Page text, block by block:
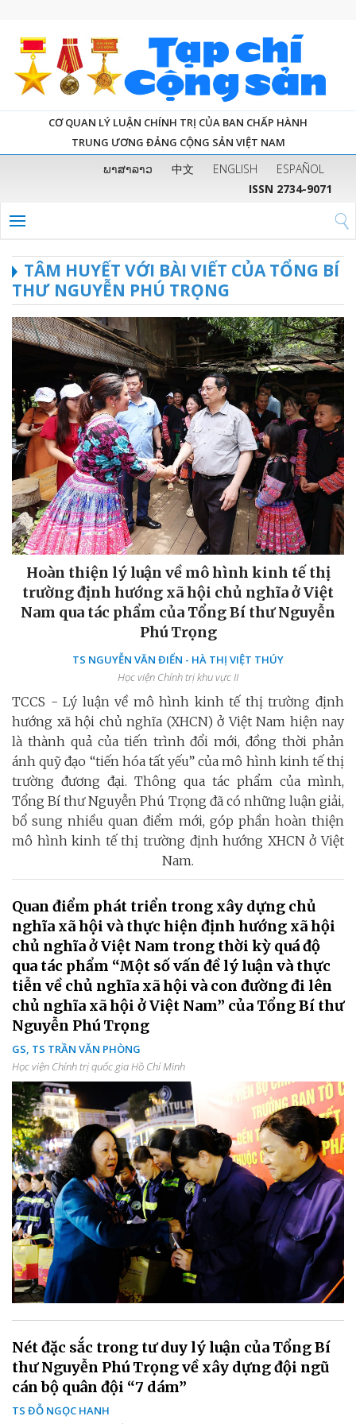
CƠ QUAN LÝ LUẬN CHÍNH TRỊ CỦA BAN CHẤP HÀNH
TRUNG ƯƠNG ĐẢNG CỘNG SẢN VIỆT NAM
ພາສາລາວ 中文 ENGLISH
ESPAÑOL
ISSN 2734-9071
TÂM HUYẾT VỚI BÀI VIẾT CỦA TỔNG BÍ
THƯ NGUYỄN PHÚ TRỌNG
Hoàn thiện lý luận về mô hình kinh tế thị
trường định hướng xã hội chủ nghĩa ở Việt
Nam qua tác phẩm của Tổng Bí thư Nguyễn
Phú Trọng
TS NGUYỄN VĂN ĐIỂN - HÀ THỊ VIỆT THÚY
Học viện Chính trị khu vực II
TCCS - Lý luận về mô hình kinh tế thị trường định
hướng xã hội chủ nghĩa (XHCN) ở Việt Nam hiện nay
là thành quả của tiến trình đổi mới, đồng thời phản
ánh quỹ đạo “tiến hóa tất yếu” của mô hình kinh tế thị
trường đương đại. Thông qua tác phẩm của mình,
Tổng Bí thư Nguyễn Phú Trọng đã có những luận giải,
bổ sung nhiều quan điểm mới, góp phần hoàn thiện
mô hình kinh tế thị trường định hướng XHCN ở Việt
Nam.
Quan điểm phát triển trong xây dựng chủ
nghĩa xã hội và thực hiện định hướng xã hội
chủ nghĩa ở Việt Nam trong thời kỳ quá độ
qua tác phẩm “Một số vấn đề lý luận và thực
tiễn về chủ nghĩa xã hội và con đường đi lên
chủ nghĩa xã hội ở Việt Nam” của Tổng Bí thư
Nguyễn Phú Trọng
GS, TS TRẦN VĂN PHÒNG
Học viện Chính trị quốc gia Hồ Chí Minh
Nét đặc sắc trong tư duy lý luận của Tổng Bí
thư Nguyễn Phú Trọng về xây dựng đội ngũ
cán bộ quân đội “7 dám”
TS ĐỖ NGỌC HANH